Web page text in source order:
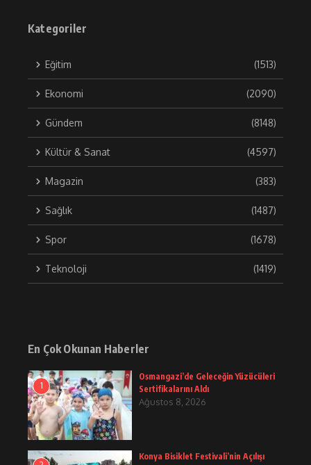
Kategoriler
Eğitim (1513)
Ekonomi (2090)
Gündem (8148)
Kültür & Sanat (4597)
Magazin (383)
Sağlık (1487)
Spor (1678)
Teknoloji (1419)
En Çok Okunan Haberler
1
Osmangazi’de Geleceğin Yüzücüleri
Sertifikalarını Aldı
Ağustos 8, 2026
Konya Bisiklet Festivali’nin Açılışı